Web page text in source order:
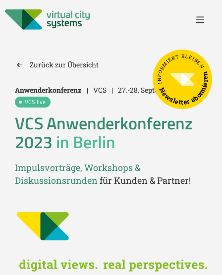
Zurück zur Übersicht
Anwenderkonferenz | VCS | 27.-28. September 2023
VCS live
VCS Anwenderkonferenz
2023 in Berlin
Impulsvorträge, Workshops &
Diskussionsrundenfür Kunden & Partner!
INFORMIERT BLEIBEN
Newsletter abonnieren